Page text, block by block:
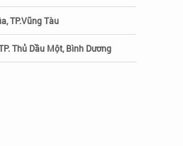
TP.Vũng Tàu
Thủ Dầu Một, Bình Dương